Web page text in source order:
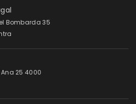
Bombarda 35
25 4000